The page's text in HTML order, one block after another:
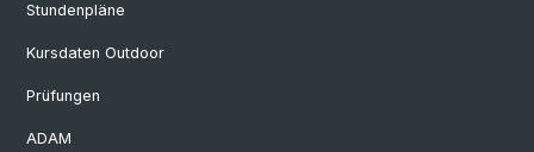
Stundenpläne
Kursdaten Outdoor
Prüfungen
ADAM